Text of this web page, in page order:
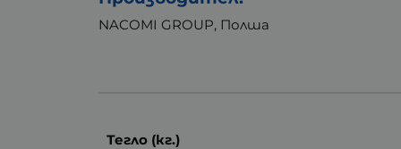
NACOMI GROUP, Полша
Тегло (кг.)